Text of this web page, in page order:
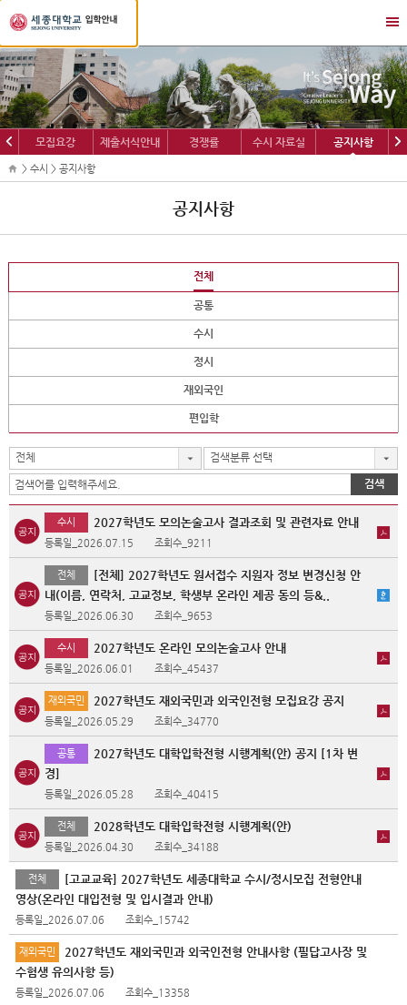
세
종
대
학
교
입
학
정
보
뉴
열
기/
닫
기
이
전
다
음
모집요강 제출서식안내 경쟁률 수시 자료실 공지사항
> 수시 > 공지사항
공지사항
전체
공통
수시
정시
재외국인
편입학
전체 검색분류 선택
검색
수시 2027학년도 모의논술고사 결과조회 및 관련자료 안내
등록일_2026.07.15 조회수_9211
전체
[전체] 2027학년도 원서접수 지원자 정보 변경신청 안
내(이름, 연락처, 고교정보, 학생부 온라인 제공 동의 등&..
등록일_2026.06.30 조회수_9653
수시 2027학년도 온라인 모의논술고사 안내
등록일_2026.06.01 조회수_45437
재외국민 2027학년도 재외국민과 외국인전형 모집요강 공지
등록일_2026.05.29 조회수_34770
공통
2027학년도 대학입학전형 시행계획(안) 공지 [1차 변
경]
등록일_2026.05.28 조회수_40415
전체 2028학년도 대학입학전형 시행계획(안)
등록일_2026.04.30 조회수_34188
전체
[고교교육] 2027학년도 세종대학교 수시/정시모집 전형안내
영상(온라인 대입전형 및 입시결과 안내)
등록일_2026.07.06 조회수_15742
재외국민
2027학년도 재외국민과 외국인전형 안내사항 (필답고사장 및
수험생 유의사항 등)
등록일_2026.07.06 조회수_13358